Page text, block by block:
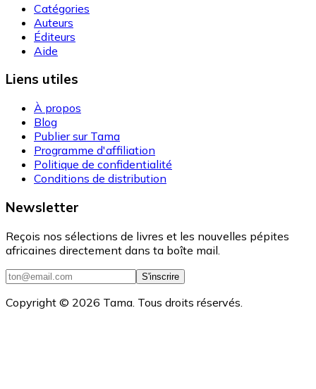
Catégories
Auteurs
Éditeurs
Aide
Liens utiles
À propos
Blog
Publier sur Tama
Programme d'affiliation
Politique de confidentialité
Conditions de distribution
Newsletter
Reçois nos sélections de livres et les nouvelles pépites
africaines directement dans ta boîte mail.
S'inscrire
Copyright © 2026 Tama. Tous droits réservés.